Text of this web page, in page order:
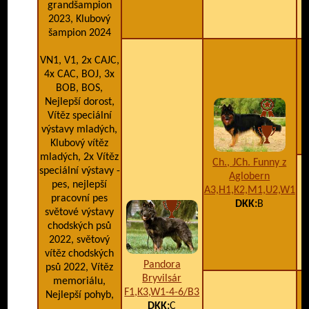
grandšampion
2023, Klubový
šampion 2024
VN1, V1, 2x CAJC,
4x CAC, BOJ, 3x
BOB, BOS,
Nejlepší dorost,
Vítěz speciální
výstavy mladých,
Klubový vítěz
mladých, 2x Vítěz
speciální výstavy -
pes, nejlepší
pracovní pes
světové výstavy
chodských psů
2022, světový
vítěz chodských
psů 2022, Vítěz
memoriálu,
Nejlepší pohyb,
Pandora
Bryvilsár
F1,K3,W1-4-6/B3
DKK:C
Ch., JCh. Funny z
Aglobern
A3,H1,K2,M1,U2,W1
DKK:B